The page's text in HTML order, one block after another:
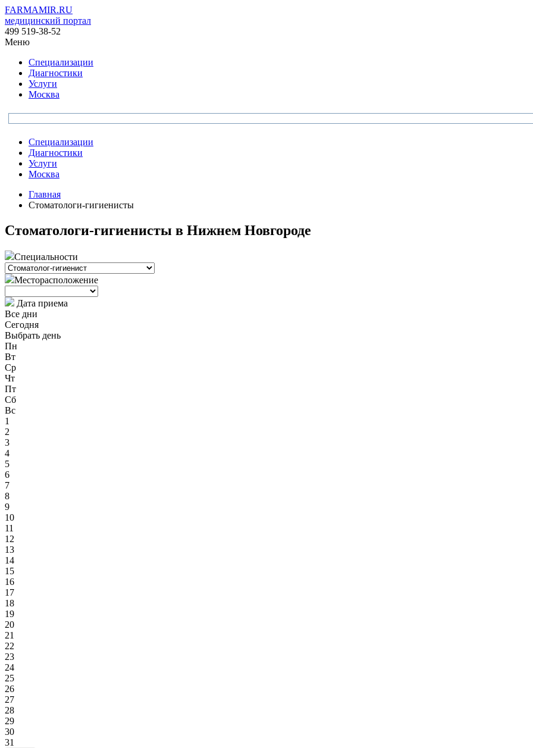
FARMAMIR.RU
медицинский портал
499 519-38-52
Меню
Специализации
Диагностики
Услуги
Москва
Специализации
Диагностики
Услуги
Москва
Главная
Стоматологи-гигиенисты
Стоматологи-гигиенисты в Нижнем Новгороде
Специальности
Месторасположение
Дата приема
Все дни
Сегодня
Выбрать день
Пн
Вт
Ср
Чт
Пт
Сб
Вс
1
2
3
4
5
6
7
8
9
10
11
12
13
14
15
16
17
18
19
20
21
22
23
24
25
26
27
28
29
30
31